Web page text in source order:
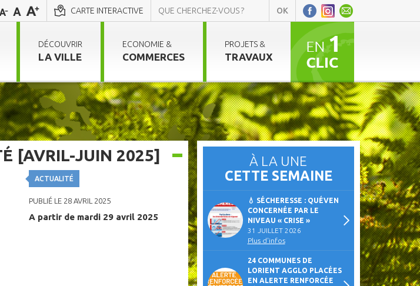
CARTE INTERACTIVE
DÉCOUVRIR
LA VILLE
ECONOMIE &
COMMERCES
PROJETS &
TRAVAUX
À LA UNE
CETTE SEMAINE
💧 SÉCHERESSE : QUÉVEN
CONCERNÉE PAR LE
NIVEAU « CRISE »
31 JUILLET 2026
Plus d'infos
24 COMMUNES DE
LORIENT AGGLO PLACÉES
EN ALERTE RENFORCÉE
[AVRIL-JUIN 2025]
ACTUALITÉ
PUBLIÉ LE 28 AVRIL 2025
A partir de mardi 29 avril 2025